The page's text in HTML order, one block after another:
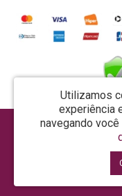
Utilizamos
experiência
navegando
AROMA & MAGIA MANUF DE
Rua da